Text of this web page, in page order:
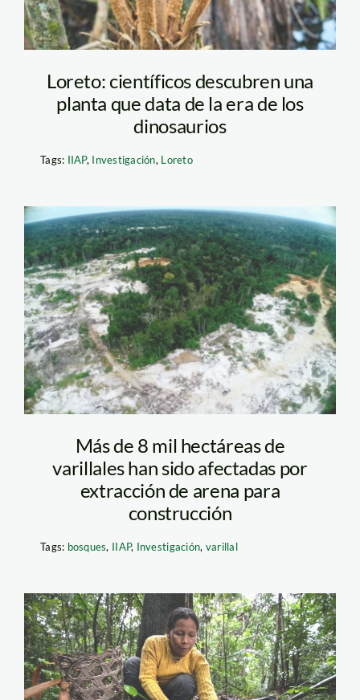
Loreto: científicos descubren una
planta que data de la era de los
dinosaurios
Tags: IIAP, Investigación, Loreto
varillales—loreto—
iiap
Más de 8 mil hectáreas de
varillales han sido afectadas por
extracción de arena para
construcción
Tags: bosques, IIAP, Investigación, varillal
1-boca-pariamanu-
diego-perez-spda